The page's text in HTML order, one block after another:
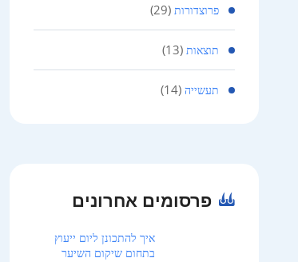
פרוצדורות (29)
תוצאות (13)
תעשייה (14)
פרסומים אחרונים
איך להתכונן ליום ייעוץ
בתחום שיקום השיער